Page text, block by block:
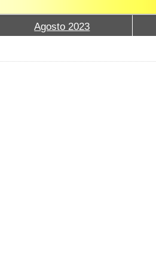
Agosto 2023